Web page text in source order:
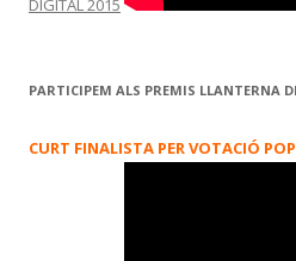
DIGITAL 2015
PARTICIPEM ALS PREMIS LLANTERNA
CURT FINALISTA PER VOTACIÓ